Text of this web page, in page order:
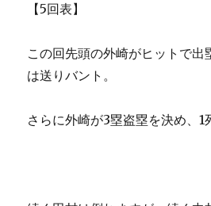
【5回表】
この回先頭の外崎がヒットで出
は送りバント。
さらに外崎が3塁盗塁を決め、1